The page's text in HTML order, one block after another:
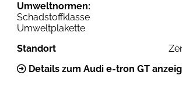
Umweltnormen:
Schadstoffklasse
Umweltplakette
Standort
Details zum Audi e-tron GT